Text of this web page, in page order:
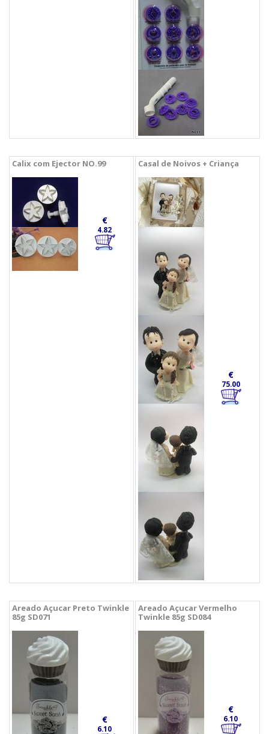
Calix com Ejector NO.99
€
4.82
Casal de Noivos + Criança
€
75.00
Areado Açucar Preto Twinkle
85g SD071
€
6.10
Areado Açucar Vermelho
Twinkle 85g SD084
€
6.10